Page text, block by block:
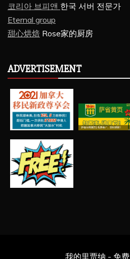
코리아 브피앤 한국 서버 전문가
Eternal group
甜心烘焙 Rose家的厨房
ADVERTISEMENT
我的里贾纳 - 免